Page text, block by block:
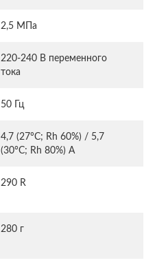
2,5 МПа
220-240 В переменного
тока
50 Гц
4,7 (27°C; Rh 60%) / 5,7
(30°C; Rh 80%) А
290 R
280 г